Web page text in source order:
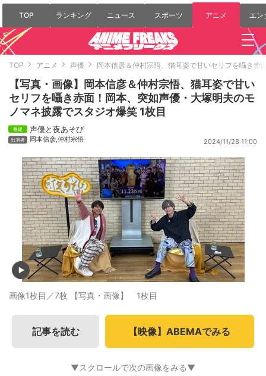
TOP ランキング ニュース スポーツ アニメ エン
TOP アニメ 声優 岡本信彦＆仲村宗悟、猫耳姿で甘いセリフを囁き
【写真・画像】岡本信彦＆仲村宗悟、猫耳姿で甘い
セリフを囁き赤面！岡本、突如声優・大塚明夫のモ
ノマネ披露でスタジオ爆笑 1枚目
声優と夜あそび
岡本信彦,仲村宗悟 2024/11/28 11:00
画像1枚目／7枚 【写真・画像】 1枚目
記事を読む 【映像】ABEMAでみる
▼スクロールで次の画像をみる▼